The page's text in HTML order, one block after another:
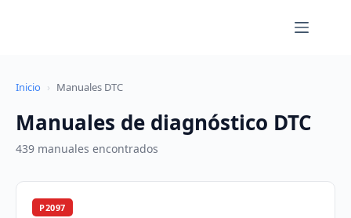
Inicio › Manuales DTC
Manuales de diagnóstico DTC
439 manuales encontrados
P2097